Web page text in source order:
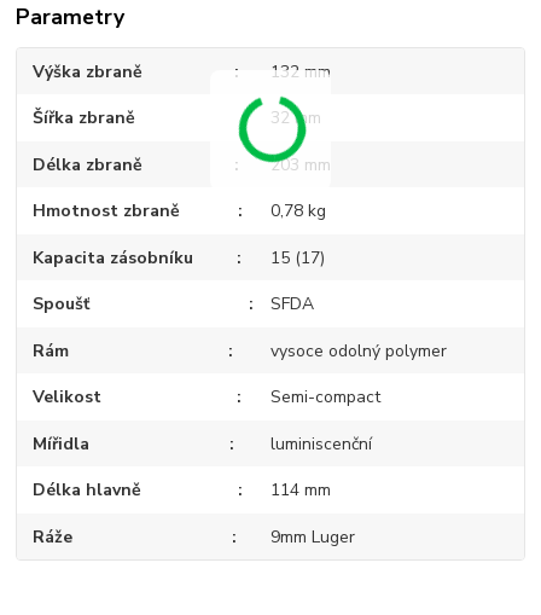
Parametry
Výška zbraně 132 mm
Šířka zbraně 32 mm
Délka zbraně 203 mm
Hmotnost zbraně 0,78 kg
Kapacita zásobníku 15 (17)
Spoušť SFDA
Rám vysoce odolný polymer
Velikost Semi-compact
Mířidla luminiscenční
Délka hlavně 114 mm
Ráže 9mm Luger